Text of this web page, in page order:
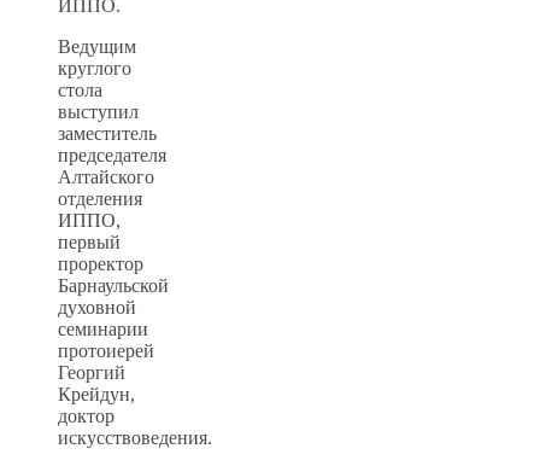
ИППО.
Ведущим
круглого
стола
выступил
заместитель
председателя
Алтайского
отделения
ИППО,
первый
проректор
Барнаульской
духовной
семинарии
протоиерей
Георгий
Крейдун,
доктор
искусствоведения.